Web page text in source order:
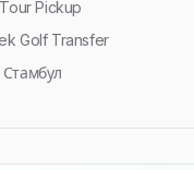
Pickup
Golf Transfer